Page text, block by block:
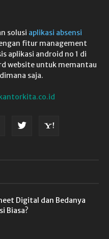
solusi aplikasi absensi
fitur management
aplikasi android no 1 di
website untuk memantau
saja.
Digital dan Bedanya
Biasa?